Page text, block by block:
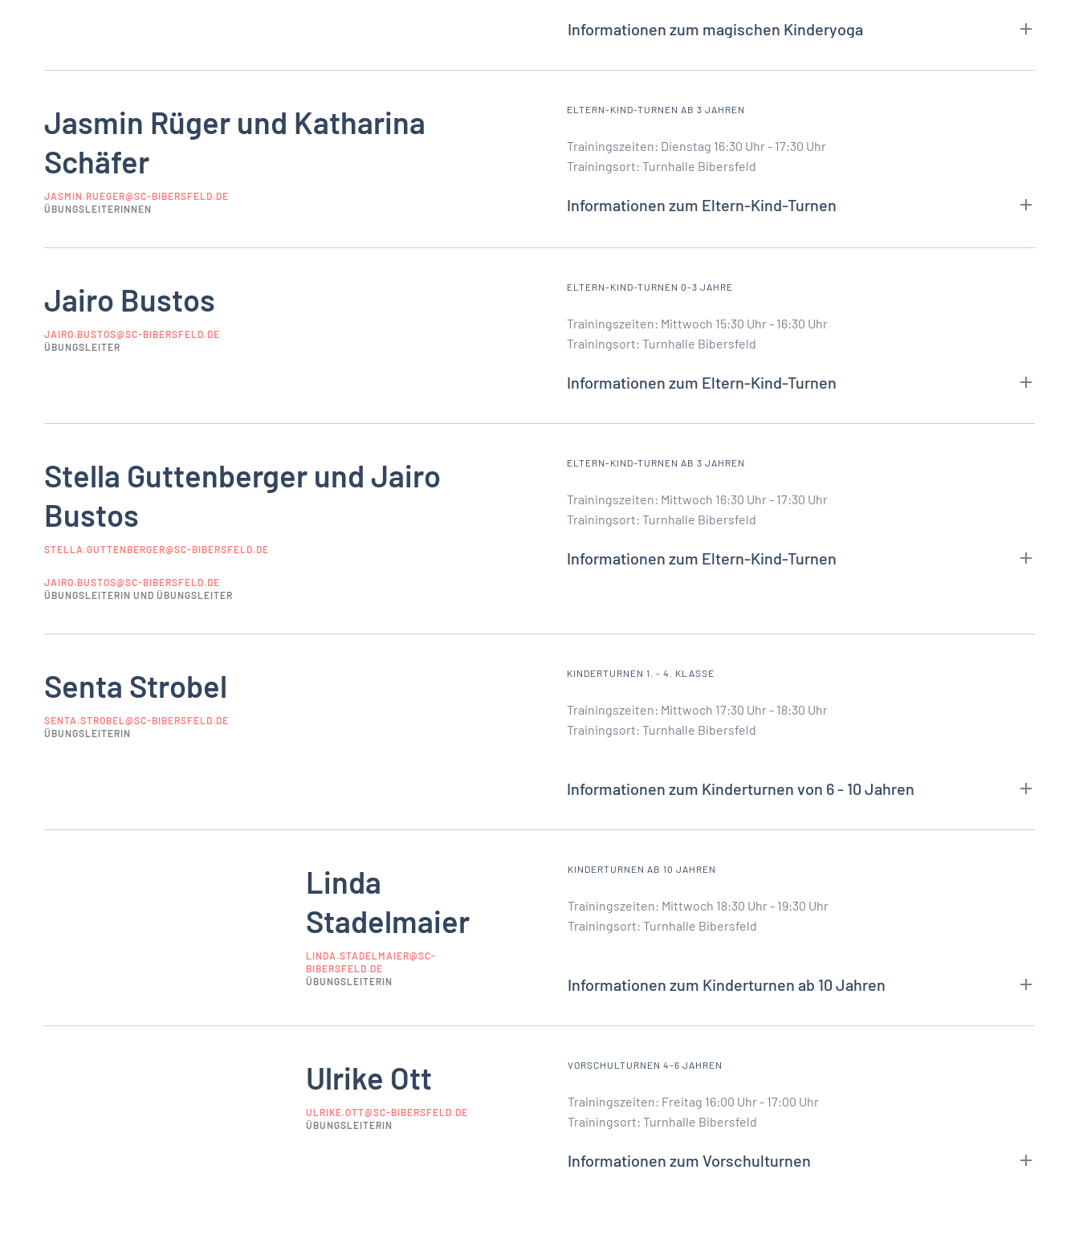
Informationen zum magischen Kinderyoga
Jasmin Rüger und Katharina
Schäfer
JASMIN.RUEGER@SC-BIBERSFELD.DE
ÜBUNGSLEITERINNEN
ELTERN-KIND-TURNEN AB 3 JAHREN
Trainingszeiten: Dienstag 16:30 Uhr - 17:30 Uhr
Trainingsort: Turnhalle Bibersfeld
Informationen zum Eltern-Kind-Turnen
Jairo Bustos
JAIRO.BUSTOS@SC-BIBERSFELD.DE
ÜBUNGSLEITER
ELTERN-KIND-TURNEN 0-3 JAHRE
Trainingszeiten: Mittwoch 15:30 Uhr - 16:30 Uhr
Trainingsort: Turnhalle Bibersfeld
Informationen zum Eltern-Kind-Turnen
Stella Guttenberger und Jairo
Bustos
STELLA.GUTTENBERGER@SC-BIBERSFELD.DE
JAIRO.BUSTOS@SC-BIBERSFELD.DE
ÜBUNGSLEITERIN UND ÜBUNGSLEITER
ELTERN-KIND-TURNEN AB 3 JAHREN
Trainingszeiten: Mittwoch 16:30 Uhr - 17:30 Uhr
Trainingsort: Turnhalle Bibersfeld
Informationen zum Eltern-Kind-Turnen
Senta Strobel
SENTA.STROBEL@SC-BIBERSFELD.DE
ÜBUNGSLEITERIN
KINDERTURNEN 1. - 4. KLASSE
Trainingszeiten: Mittwoch 17:30 Uhr - 18:30 Uhr
Trainingsort: Turnhalle Bibersfeld
Informationen zum Kinderturnen von 6 - 10 Jahren
Linda
Stadelmaier
LINDA.STADELMAIER@SC-
BIBERSFELD.DE
ÜBUNGSLEITERIN
KINDERTURNEN AB 10 JAHREN
Trainingszeiten: Mittwoch 18:30 Uhr - 19:30 Uhr
Trainingsort: Turnhalle Bibersfeld
Informationen zum Kinderturnen ab 10 Jahren
Ulrike Ott
ULRIKE.OTT@SC-BIBERSFELD.DE
ÜBUNGSLEITERIN
VORSCHULTURNEN 4-6 JAHREN
Trainingszeiten: Freitag 16:00 Uhr - 17:00 Uhr
Trainingsort: Turnhalle Bibersfeld
Informationen zum Vorschulturnen